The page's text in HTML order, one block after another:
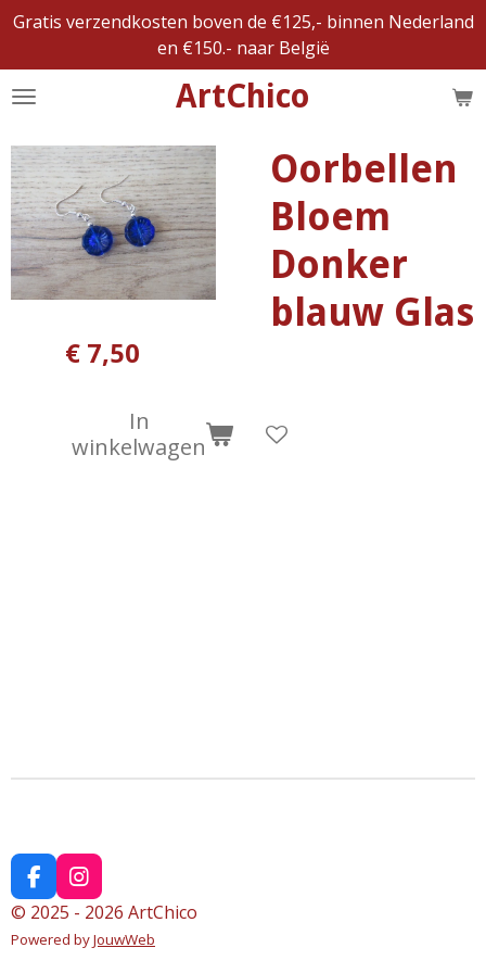
Ga
naar
de
ArtChico
Gratis verzendkosten boven de €125,- binnen Nederland
en €150.- naar België
Oorbellen
Bloem
Donker
blauw Glas
€ 7,50
In
winkelwagen
F
a
c
e
I
n
s
t
© 2025 - 2026 ArtChico
Powered byJouwWeb